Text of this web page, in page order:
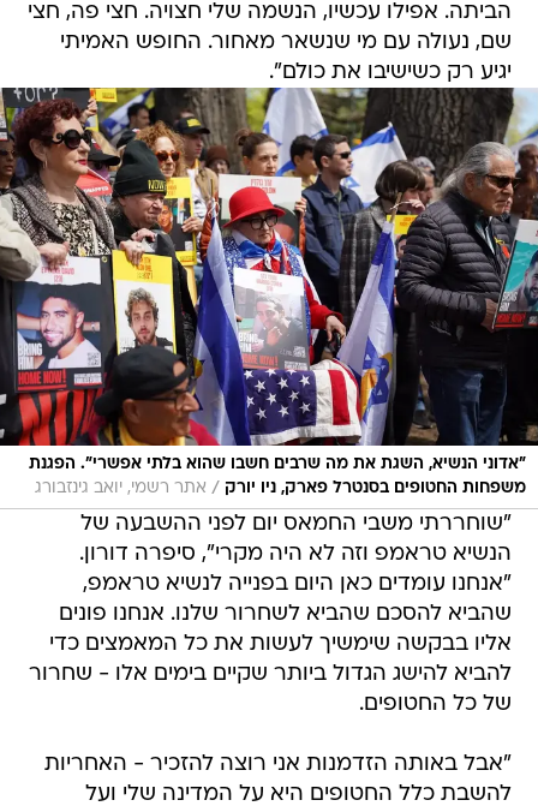
הביתה. אפילו עכשיו, הנשמה שלי חצויה. חצי פה, חצי
שם, נעולה עם מי שנשאר מאחור. החופש האמיתי
יגיע רק כשישיבו את כולם".
"אדוני הנשיא, השגת את מה שרבים חשבו שהוא בלתי אפשרי". הפגנת
משפחות החטופים בסנטרל פארק, ניו יורק / אתר רשמי, יואב גינזבורג
"שוחררתי משבי החמאס יום לפני ההשבעה של
הנשיא טראמפ וזה לא היה מקרי", סיפרה דורון.
"אנחנו עומדים כאן היום בפנייה לנשיא טראמפ,
שהביא להסכם שהביא לשחרור שלנו. אנחנו פונים
אליו בבקשה שימשיך לעשות את כל המאמצים כדי
להביא להישג הגדול ביותר שקיים בימים אלו - שחרור
של כל החטופים.
"אבל באותה הזדמנות אני רוצה להזכיר - האחריות
להשבת כלל החטופים היא על המדינה שלי ועל